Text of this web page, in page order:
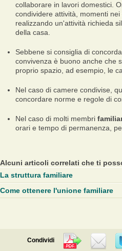
collaborare in lavori domestici.
condividere attività, momenti
realizzando un'attività richieda
della casa.
Sebbene si consiglia di
convivenza è buono anche che
proprio spazio, ad esempio, le
Nel caso di camere condivise,
concordare norme e regole di
Nel caso di molti membri
orari e tempo di permanenza,
Alcuni articoli correlati che ti
La struttura familiare
Come ottenere l'unione familiare
Condividi